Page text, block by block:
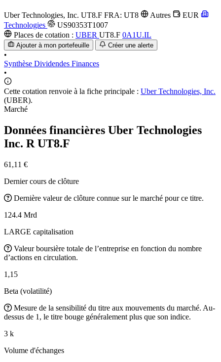
Uber Technologies, Inc. UT8.F FRA: UT8 Autres
EUR
Technologies
US90353T1007
Places de cotation : UBER UT8.F 0A1U.IL
Ajouter à mon portefeuille Créer une alerte
•
Synthèse Dividendes Finances
•
Cette cotation renvoie à la fiche principale : Uber Technologies, Inc.
(UBER).
Marché
Données financières Uber Technologies
Inc. R UT8.F
61,11 €
Dernier cours de clôture
Dernière valeur de clôture connue sur le marché pour ce titre.
124.4 Mrd
LARGE capitalisation
Valeur boursière totale de l’entreprise en fonction du nombre
d’actions en circulation.
1,15
Beta (volatilité)
Mesure de la sensibilité du titre aux mouvements du marché. Au-
dessus de 1, le titre bouge généralement plus que son indice.
3 k
Volume d'échanges